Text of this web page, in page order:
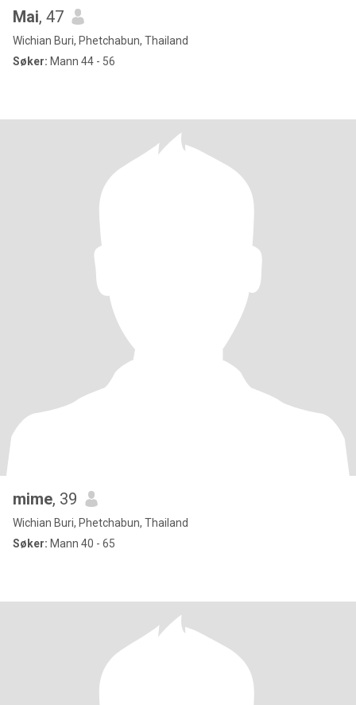
Mai, 47
Wichian Buri, Phetchabun, Thailand
Søker: Mann 44 - 56
mime, 39
Wichian Buri, Phetchabun, Thailand
Søker: Mann 40 - 65